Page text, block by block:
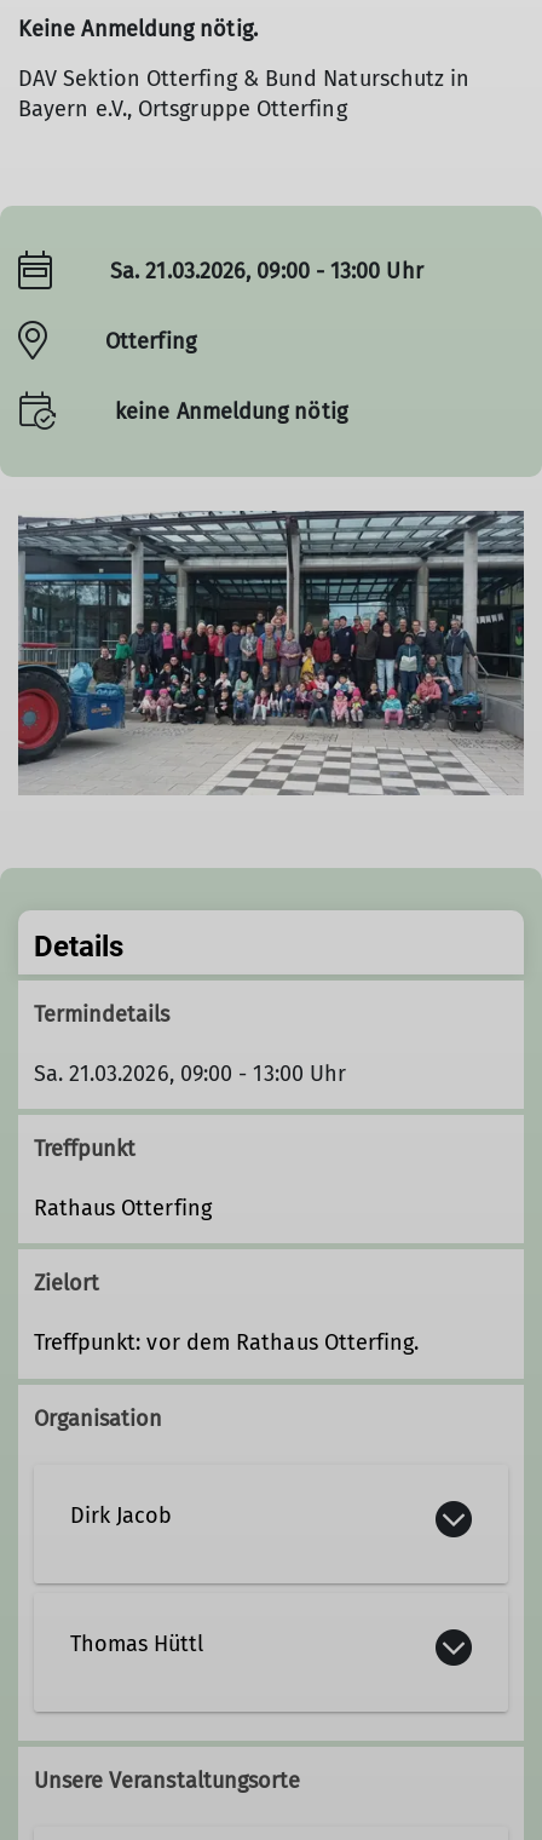
Keine Anmeldung nötig.
DAV Sektion Otterfing & Bund Naturschutz in
Bayern e.V., Ortsgruppe Otterfing
Sa. 21.03.2026, 09:00 - 13:00 Uhr
Otterfing
keine Anmeldung nötig
Details
Termindetails
Sa. 21.03.2026, 09:00 - 13:00 Uhr
Treffpunkt
Rathaus Otterfing
Zielort
Treffpunkt: vor dem Rathaus Otterfing.
Organisation
Dirk Jacob
Ämter
Klimaschutzkoordinator
Thomas Hüttl
08024/6467854
0157/73313140
Unsere Veranstaltungsorte